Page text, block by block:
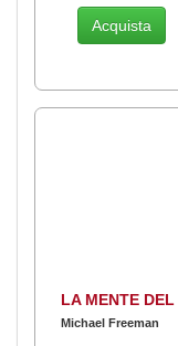
Acquista
LA MENTE
Michael Freeman